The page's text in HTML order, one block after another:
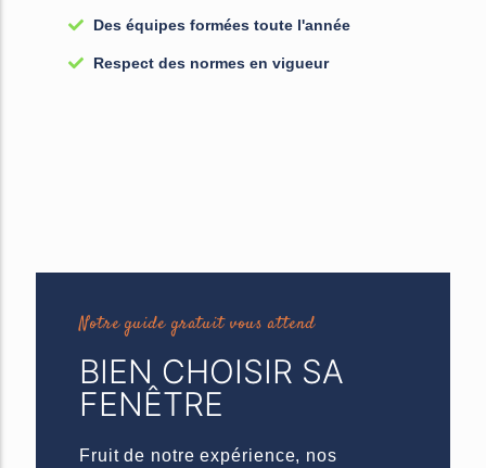
Des équipes formées toute l'année
Respect des normes en vigueur
Notre guide gratuit vous attend
BIEN CHOISIR SA
FENÊTRE
Fruit de notre expérience, nos